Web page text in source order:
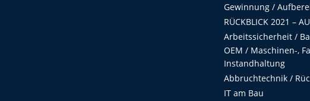
Gewinnung /
RÜCKBLICK 2021 –
Arbeitssicherheit /
OEM / Maschinen-,
Instandhaltung
Abbruchtechnik /
IT am Bau